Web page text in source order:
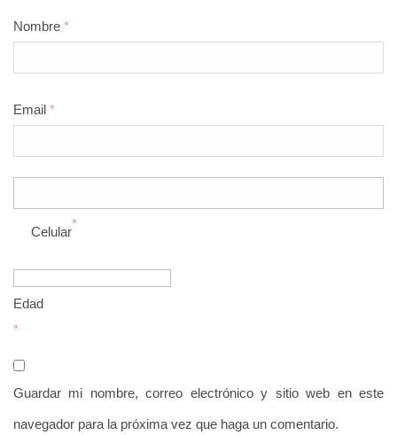
Nombre *
Email *
Celular
*
Edad
*
Guardar mi nombre, correo electrónico y sitio web en este
navegador para la próxima vez que haga un comentario.